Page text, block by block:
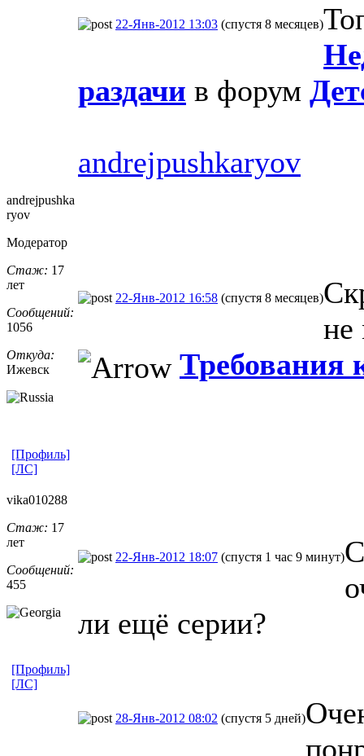
22-Янв-2012 13:03 (спустя 8 месяцев)
раздачи в форум
andrejpushkaryov
andrejpushka
ryov
Модератор
Стаж: 17
лет
Сообщений:
1056
Откуда:
Ижевск
22-Янв-2012 16:58 (спустя 8 месяцев)
не
Требования
[Профиль]
[ЛС]
vika010288
Стаж: 17
лет
Сообщений:
455
22-Янв-2012 18:07 (спустя 1 час 9 минут)
ли ещё серии?
[Профиль]
[ЛС]
28-Янв-2012 08:02 (спустя 5 дней)